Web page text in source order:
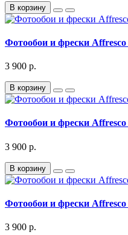
В корзину
Фотообои и фрески
3 900 р.
В корзину
Фотообои и фрески
3 900 р.
В корзину
Фотообои и фрески
3 900 р.